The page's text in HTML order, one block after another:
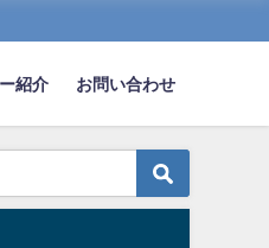
紹介 お問い合わせ